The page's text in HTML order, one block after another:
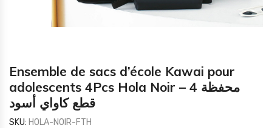
Ensemble de sacs d’école Kawai pour
adolescents 4Pcs Hola Noir – محفظة 4
قطع كاواي أسود
SKU: HOLA-NOIR-FTH